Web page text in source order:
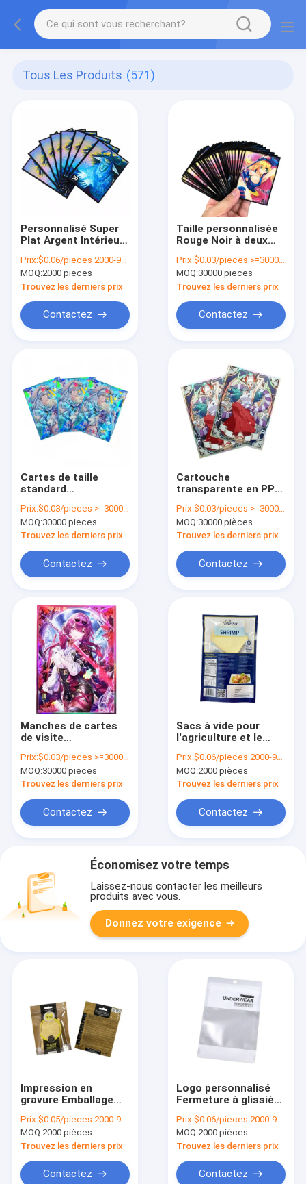
Tous Les Produits (571)
Personnalisé Super
Plat Argent Intérieur
Protecteur HD CMYK
Art Imprimé
Prix:$0.06/pieces 2000-9999 pieces
MOQ:2000 pieces
Trouvez les derniers prix
Contactez
Taille personnalisée
Rouge Noir à deux
jeu de cartes pour
Mtg Yu-Gi-Oh Cartes
TCG Logo
personnalisé Et type
de motif
Prix:$0.03/pieces >=30000 pieces
MOQ:30000 pieces
Trouvez les derniers prix
Contactez
Cartes de taille
standard
personnalisées de 60
cts pour MTG / TCG /
PTCG Art
Prix:$0.03/pieces >=30000 pieces
MOQ:30000 pieces
Trouvez les derniers prix
Contactez
Cartouche
transparente en PP
PVC personnalisé et
cartes de jeu Yugioh
Prix:$0.03/pieces >=30000 pieces
MOQ:30000 pièces
Trouvez les derniers prix
Contactez
Manches de cartes
de visite
personnalisées
idéales pour la
collecte de cartes de
Prix:$0.03/pieces >=30000 pieces
MOQ:30000 pieces
Trouvez les derniers prix
Contactez
Sacs à vide pour
l'agriculture et le
fraîcheur du
matériau industriel
Prix:$0.06/pieces 2000-9999 pieces
MOQ:2000 pièces
Trouvez les derniers prix
Contactez
Économisez votre temps
Laissez-nous contacter les meilleurs
produits avec vous.
Donnez votre exigence
Impression en
gravure Emballage
marque Face Mitt
Emballage Ziplock
Seal Sac cosmétique
Prix:$0.05/pieces 2000-9999 pieces
MOQ:2000 pièces
Trouvez les derniers prix
Contactez
Logo personnalisé
Fermeture à glissière
Fermeture de sac de
vêtements poly pour
l'emballage
Prix:$0.06/pieces 2000-9999 pieces
MOQ:2000 pièces
Trouvez les derniers prix
Contactez